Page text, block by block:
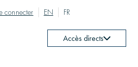
connecter EN FR
Accès directs